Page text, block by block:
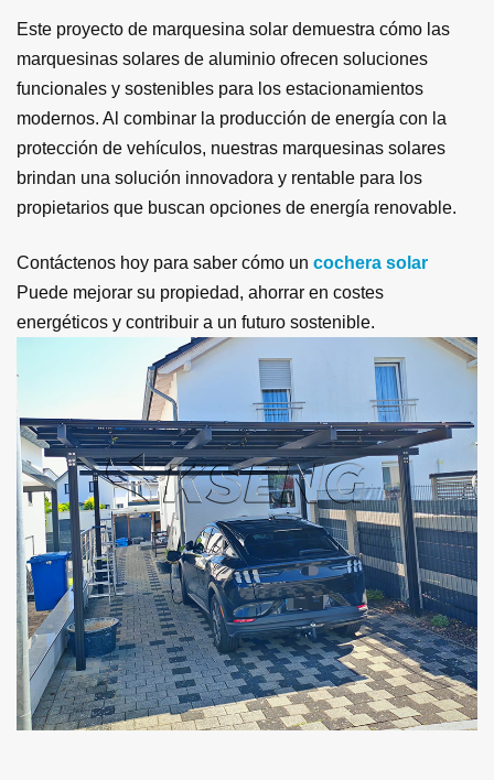
Este proyecto de marquesina solar demuestra cómo las
marquesinas solares de aluminio ofrecen soluciones
funcionales y sostenibles para los estacionamientos
modernos. Al combinar la producción de energía con la
protección de vehículos, nuestras marquesinas solares
brindan una solución innovadora y rentable para los
propietarios que buscan opciones de energía renovable.
Contáctenos hoy para saber cómo un cochera solar
Puede mejorar su propiedad, ahorrar en costes
energéticos y contribuir a un futuro sostenible.